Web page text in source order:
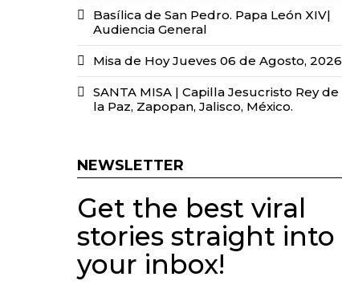
Basílica de San Pedro. Papa León XIV|
Audiencia General
Misa de Hoy Jueves 06 de Agosto, 2026
SANTA MISA | Capilla Jesucristo Rey de
la Paz, Zapopan, Jalisco, México.
NEWSLETTER
Get the best viral
stories straight into
your inbox!